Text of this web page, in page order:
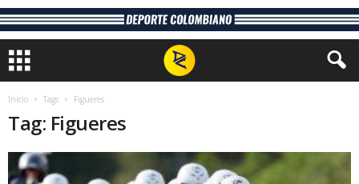
Inicio Tags Figueres
Tag: Figueres